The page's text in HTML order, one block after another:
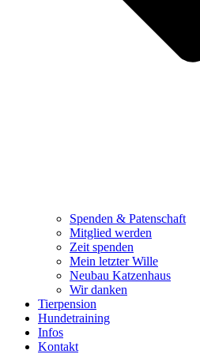
Spenden & Patenschaft
Mitglied werden
Zeit spenden
Mein letzter Wille
Neubau Katzenhaus
Wir danken
Tierpension
Hundetraining
Infos
Kontakt